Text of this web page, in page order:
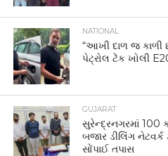
NATIONAL
“આખી દાળ જ કાળી
પેટ્રોલ ટેંક ખોલી
GUJARAT
સુરેન્દ્રનગરમાં 100
બજાર ડીલિંગ
સોંપાઈ તપાસ